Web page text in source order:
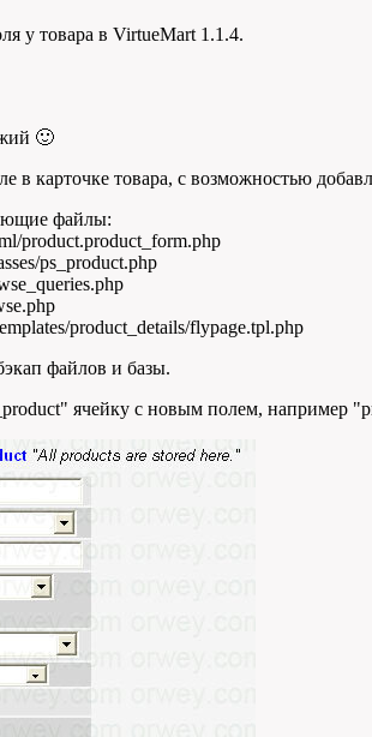
у товара в VirtueMart 1.1.4.
🙂
в карточке товара, с возможностью
файлы:
product.product_form.php
ps_product.php
product_details/flypage.tpl.php
файлов и базы.
ячейку с новым полем, например